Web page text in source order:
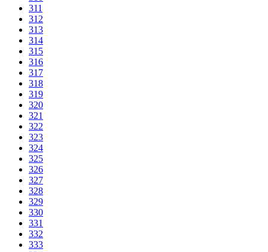
311
312
313
314
315
316
317
318
319
320
321
322
323
324
325
326
327
328
329
330
331
332
333